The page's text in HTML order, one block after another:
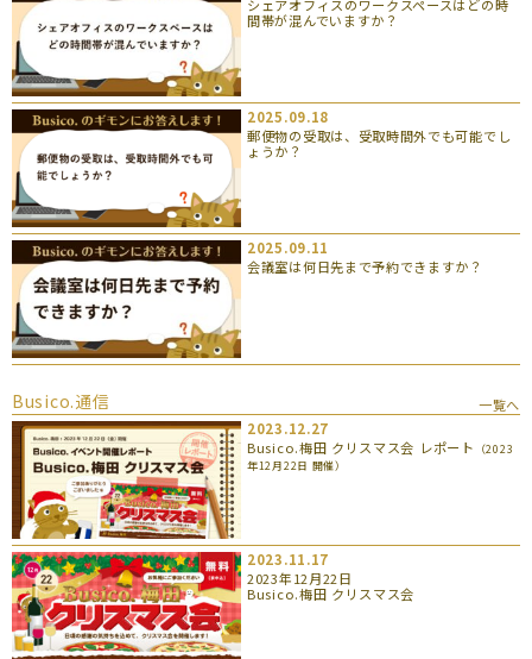
シェアオフィスのワークスペースはどの時
間帯が混んでいますか？
2025.09.18
郵便物の受取は、受取時間外でも可能でし
ょうか？
2025.09.11
会議室は何日先まで予約できますか？
Busico.通信
一覧へ
2023.12.27
Busico.梅田 クリスマス会 レポート
（2023
年12月22日 開催）
2023.11.17
2023年12月22日
Busico.梅田 クリスマス会